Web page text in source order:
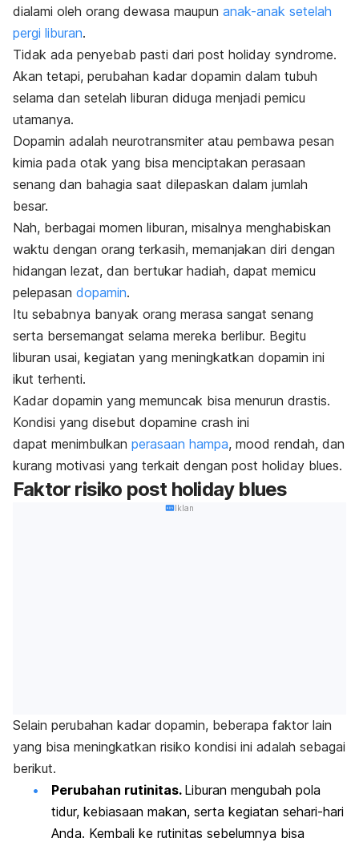
dialami oleh orang dewasa maupun anak-anak setelah
pergi liburan.
Tidak ada penyebab pasti dari post holiday syndrome.
Akan tetapi, perubahan kadar dopamin dalam tubuh
selama dan setelah liburan diduga menjadi pemicu
utamanya.
Dopamin adalah neurotransmiter atau pembawa pesan
kimia pada otak yang bisa menciptakan perasaan
senang dan bahagia saat dilepaskan dalam jumlah
besar.
Nah, berbagai momen liburan, misalnya menghabiskan
waktu dengan orang terkasih, memanjakan diri dengan
hidangan lezat, dan bertukar hadiah, dapat memicu
pelepasan dopamin.
Itu sebabnya banyak orang merasa sangat senang
serta bersemangat selama mereka berlibur. Begitu
liburan usai, kegiatan yang meningkatkan dopamin ini
ikut terhenti.
Kadar dopamin yang memuncak bisa menurun drastis.
Kondisi yang disebut dopamine crash ini
dapat menimbulkan perasaan hampa, mood rendah, dan
kurang motivasi yang terkait dengan post holiday blues.
Faktor risiko post holiday blues
Iklan
Selain perubahan kadar dopamin, beberapa faktor lain
yang bisa meningkatkan risiko kondisi ini adalah sebagai
berikut.
Perubahan rutinitas. Liburan mengubah pola
tidur, kebiasaan makan, serta kegiatan sehari-hari
Anda. Kembali ke rutinitas sebelumnya bisa